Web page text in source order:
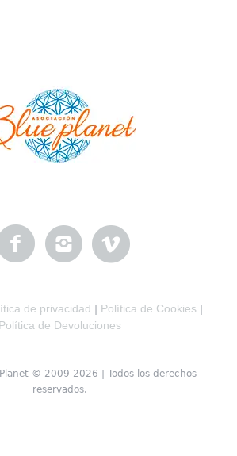
de privacidad | Política de Cookies |
Política de Devoluciones
© 2009-2026 | Todos los derechos
reservados.